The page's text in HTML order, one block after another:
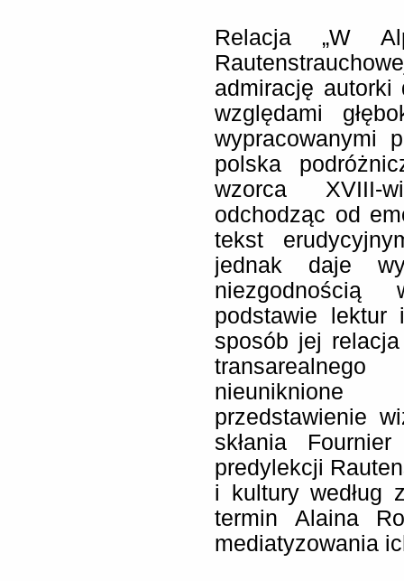
Relacja „W
admirację
względami
wypracowanymi
polska
wzorca XVIII-
odchodząc od
tekst
jednak daje
niezgodnością
podstawie lektur
sposób jej
nieuniknione
przedstawienie
skłania
predylekcji
i kultury według
termin Alaina
mediatyzowania